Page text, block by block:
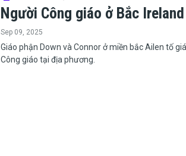
Người Công giáo ở Bắc
Sep 09, 2025
​​​​​​​Giáo phận Down và Connor ở miền bắc Ailen tố
Công giáo tại địa phương.